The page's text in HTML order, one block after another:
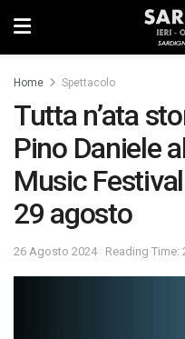
Home Spettacolo
Tutta n’ata
Pino Daniele
Music
29 agosto
26 Agosto 2024 Reading Time: